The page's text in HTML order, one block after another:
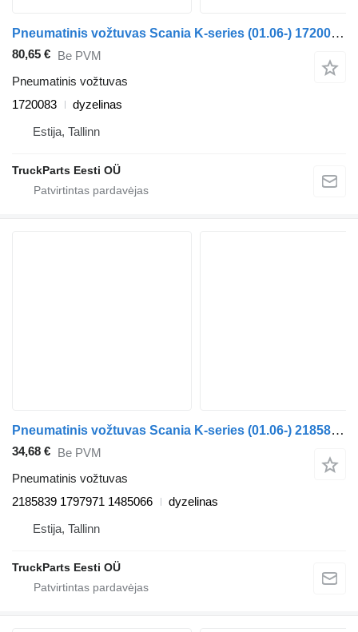
Pneumatinis vožtuvas Scania K-series (01.06-) 1720083 autobuso Scania K,N,F-series bus (2006-)
80,65 € Be PVM
Pneumatinis vožtuvas
1720083
dyzelinas
Estija, Tallinn
TruckParts Eesti OÜ
Pneumatinis vožtuvas Scania K-series (01.06-) 2185839 autobuso Scania K,N,F-series bus (2006-)
34,68 € Be PVM
Pneumatinis vožtuvas
2185839 1797971 1485066
dyzelinas
Estija, Tallinn
TruckParts Eesti OÜ